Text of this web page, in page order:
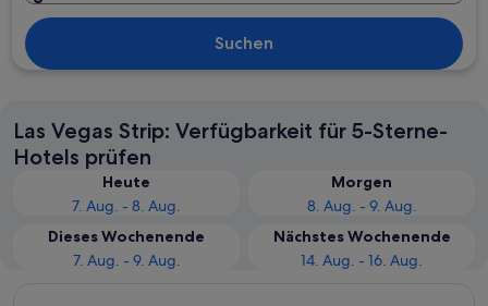
Suchen
Las Vegas Strip: Verfügbarkeit für 5-Sterne-
Hotels prüfen
Heute
7. Aug. - 8. Aug.
Morgen
8. Aug. - 9. Aug.
Dieses Wochenende
7. Aug. - 9. Aug.
Nächstes Wochenende
14. Aug. - 16. Aug.